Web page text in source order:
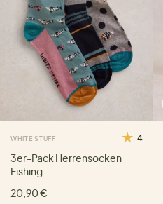
WHITE STUFF 4
3er-Pack Herrensocken
Fishing
20,90 €